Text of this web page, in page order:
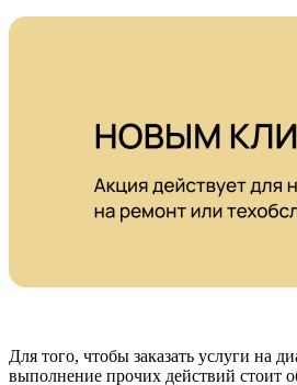
Для того, чтобы заказать услуги на
выполнение прочих действий стоит